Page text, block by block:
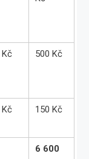
Kč 500 Kč
Kč 150 Kč
6 600